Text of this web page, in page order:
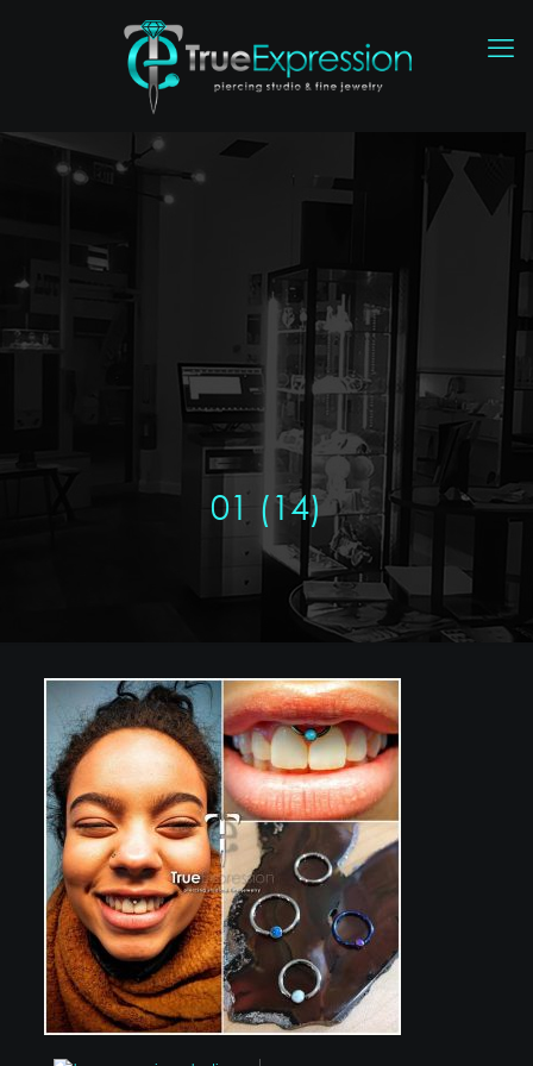
01 (14)